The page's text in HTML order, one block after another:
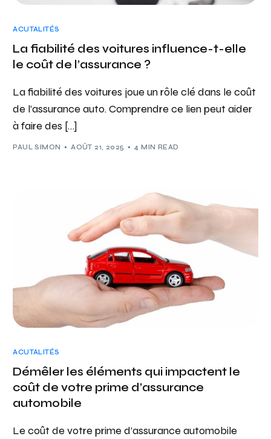
ACUTALITÉS
La fiabilité des voitures influence-t-elle
le coût de l’assurance ?
La fiabilité des voitures joue un rôle clé dans le coût
de l’assurance auto. Comprendre ce lien peut aider
à faire des […]
PAUL SIMON AOÛT 21, 2025 4 MIN READ
ACUTALITÉS
Démêler les éléments qui impactent le
coût de votre prime d’assurance
automobile
Le coût de votre prime d’assurance automobile